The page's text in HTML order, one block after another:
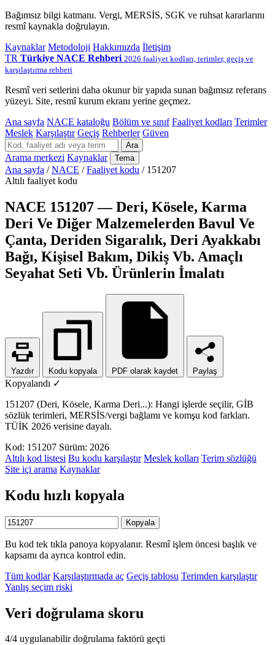
Bağımsız bilgi katmanı. Vergi, MERSİS, SGK ve ruhsat kararlarını
resmî kaynakla doğrulayın.
Kaynaklar Metodoloji Hakkımızda İletişim
TR Türkiye NACE Rehberi 2026 faaliyet kodları, terimler, geçiş ve
karşılaştırma rehberi
Resmî veri setlerini daha okunur bir yapıda sunan bağımsız referans
yüzeyi. Site, resmî kurum ekranı yerine geçmez.
Ana sayfa NACE kataloğu Bölüm ve sınıf Faaliyet kodları Terimler
Meslek Karşılaştır Geçiş Rehberler Güven
Ara
Arama merkezi Kaynaklar Tema
Ana sayfa / NACE / Faaliyet kodu / 151207
Altılı faaliyet kodu
NACE 151207 — Deri, Kösele, Karma
Deri Ve Diğer Malzemelerden Bavul Ve
Çanta, Deriden Sigaralık, Deri Ayakkabı
Bağı, Kişisel Bakım, Dikiş Vb. Amaçlı
Seyahat Seti Vb. Ürünlerin İmalatı
Yazdır Kodu kopyala PDF olarak kaydet Paylaş
Kopyalandı ✓
151207 (Deri, Kösele, Karma Deri...): Hangi işlerde seçilir, GİB
sözlük terimleri, MERSİS/vergi bağlamı ve komşu kod farkları.
TÜİK 2026 verisine dayalı.
Kod: 151207 Sürüm: 2026
Altılı kod listesi Bu kodu karşılaştır Meslek kolları Terim sözlüğü
Site içi arama Kaynaklar
Kodu hızlı kopyala
Kopyala
Bu kod tek tıkla panoya kopyalanır. Resmî işlem öncesi başlık ve
kapsamı da ayrıca kontrol edin.
Tüm kodlar Karşılaştırmada aç Geçiş tablosu Terimden karşılaştır
Yanlış seçim riski
Veri doğrulama skoru
4/4 uygulanabilir doğrulama faktörü geçti